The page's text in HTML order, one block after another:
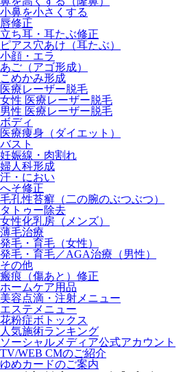
小鼻を小さくする
唇修正
立ち耳・耳たぶ修正
ピアス穴あけ（耳たぶ）
小顔・エラ
あご（アゴ形成）
こめかみ形成
医療レーザー脱毛
女性 医療レーザー脱毛
男性 医療レーザー脱毛
ボディ
医療痩身（ダイエット）
バスト
妊娠線・肉割れ
婦人科形成
汗・におい
へそ修正
毛孔性苔癬（二の腕のぶつぶつ）
タトゥー除去
女性化乳房（メンズ）
薄毛治療
発毛・育毛（女性）
発毛・育毛／AGA治療（男性）
その他
瘢痕（傷あと）修正
ホームケア用品
美容点滴・注射メニュー
エステメニュー
花粉症ボトックス
人気施術ランキング
ソーシャルメディア公式アカウント
TV/WEB CMのご紹介
ゆめカードのご案内